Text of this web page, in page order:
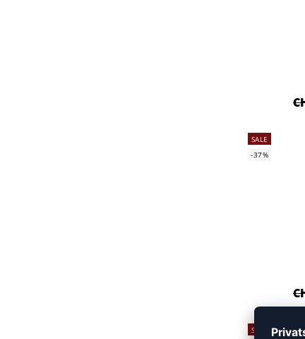
SALE
-37%
SALE